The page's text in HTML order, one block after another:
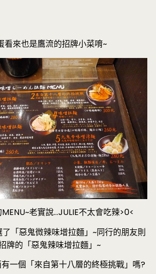
看來也是鷹流的招牌小菜唷~
老實說…JULIE不太會吃辣>0<
「惡鬼微辣味增拉麵」~同行的朋友則
牌的「惡鬼辣味增拉麵」~
一個「來自第十八層的終極挑戰」嗎?